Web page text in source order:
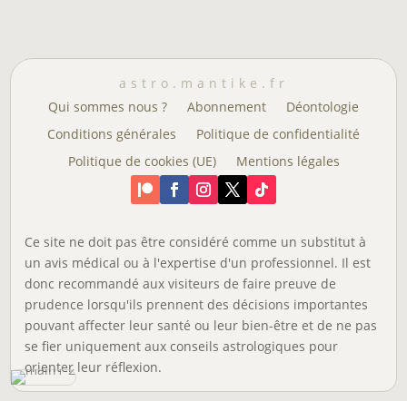
astro.mantike.fr
Qui sommes nous ?
Abonnement
Déontologie
Conditions générales
Politique de confidentialité
Politique de cookies (UE)
Mentions légales
Ce site ne doit pas être considéré comme un substitut à
un avis médical ou à l'expertise d'un professionnel. Il est
donc recommandé aux visiteurs de faire preuve de
prudence lorsqu'ils prennent des décisions importantes
pouvant affecter leur santé ou leur bien-être et de ne pas
se fier uniquement aux conseils astrologiques pour
orienter leur réflexion.